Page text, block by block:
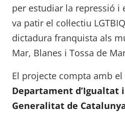
per estudiar la repressió i
va patir el col·lectiu
dictadura franquista als
Mar, Blanes i Tossa de
El projecte compta amb el
Departament d’Igualtat
Generalitat de